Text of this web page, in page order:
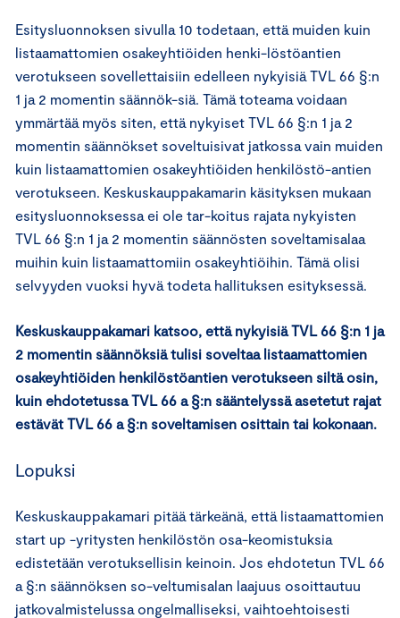
Esitysluonnoksen sivulla 10 todetaan, että muiden kuin
listaamattomien osakeyhtiöiden henki-löstöantien
verotukseen sovellettaisiin edelleen nykyisiä TVL 66 §:n
1 ja 2 momentin säännök-siä. Tämä toteama voidaan
ymmärtää myös siten, että nykyiset TVL 66 §:n 1 ja 2
momentin säännökset soveltuisivat jatkossa vain muiden
kuin listaamattomien osakeyhtiöiden henkilöstö-antien
verotukseen. Keskuskauppakamarin käsityksen mukaan
esitysluonnoksessa ei ole tar-koitus rajata nykyisten
TVL 66 §:n 1 ja 2 momentin säännösten soveltamisalaa
muihin kuin listaamattomiin osakeyhtiöihin. Tämä olisi
selvyyden vuoksi hyvä todeta hallituksen esityksessä.
Keskuskauppakamari katsoo, että nykyisiä TVL 66 §:n 1 ja
2 momentin säännöksiä tulisi soveltaa listaamattomien
osakeyhtiöiden henkilöstöantien verotukseen siltä osin,
kuin ehdotetussa TVL 66 a §:n sääntelyssä asetetut rajat
estävät TVL 66 a §:n soveltamisen osittain tai kokonaan.
Lopuksi
Keskuskauppakamari pitää tärkeänä, että listaamattomien
start up -yritysten henkilöstön osa-keomistuksia
edistetään verotuksellisin keinoin. Jos ehdotetun TVL 66
a §:n säännöksen so-veltumisalan laajuus osoittautuu
jatkovalmistelussa ongelmalliseksi, vaihtoehtoisesti